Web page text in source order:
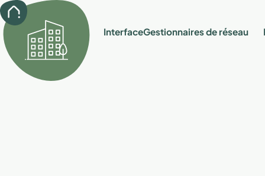
InterfaceGestionnaires de réseau